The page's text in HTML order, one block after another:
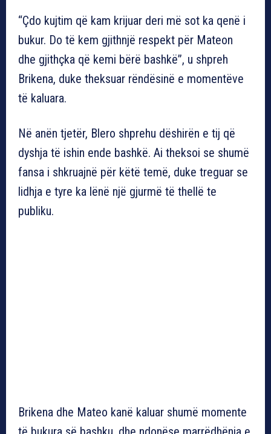
“Çdo kujtim që kam krijuar deri më sot ka qenë i
bukur. Do të kem gjithnjë respekt për Mateon
dhe gjithçka që kemi bërë bashkë”, u shpreh
Brikena, duke theksuar rëndësinë e momentëve
të kaluara.
Në anën tjetër, Blero shprehu dëshirën e tij që
dyshja të ishin ende bashkë. Ai theksoi se shumë
fansa i shkruajnë për këtë temë, duke treguar se
lidhja e tyre ka lënë një gjurmë të thellë te
publiku.
Brikena dhe Mateo kanë kaluar shumë momente